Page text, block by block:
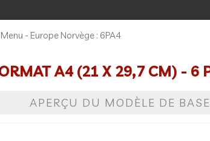
Menu - Europe Norvège : 6PA4
A4 (21 X 29,7 CM) - 6
APERÇU DU MODÈLE DE BASE